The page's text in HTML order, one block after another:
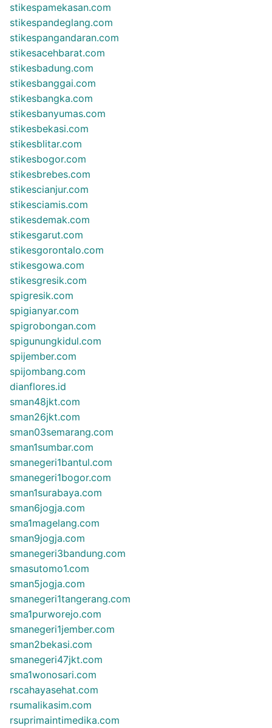
stikespamekasan.com
stikespandeglang.com
stikespangandaran.com
stikesacehbarat.com
stikesbadung.com
stikesbanggai.com
stikesbangka.com
stikesbanyumas.com
stikesbekasi.com
stikesblitar.com
stikesbogor.com
stikesbrebes.com
stikescianjur.com
stikesciamis.com
stikesdemak.com
stikesgarut.com
stikesgorontalo.com
stikesgowa.com
stikesgresik.com
spigresik.com
spigianyar.com
spigrobongan.com
spigunungkidul.com
spijember.com
spijombang.com
dianflores.id
sman48jkt.com
sman26jkt.com
sman03semarang.com
sman1sumbar.com
smanegeri1bantul.com
smanegeri1bogor.com
sman1surabaya.com
sman6jogja.com
sma1magelang.com
sman9jogja.com
smanegeri3bandung.com
smasutomo1.com
sman5jogja.com
smanegeri1tangerang.com
sma1purworejo.com
smanegeri1jember.com
sman2bekasi.com
smanegeri47jkt.com
sma1wonosari.com
rscahayasehat.com
rsumalikasim.com
rsuprimaintimedika.com